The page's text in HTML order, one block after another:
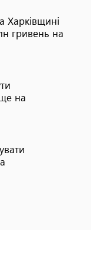
Харківщині
гривень на
на